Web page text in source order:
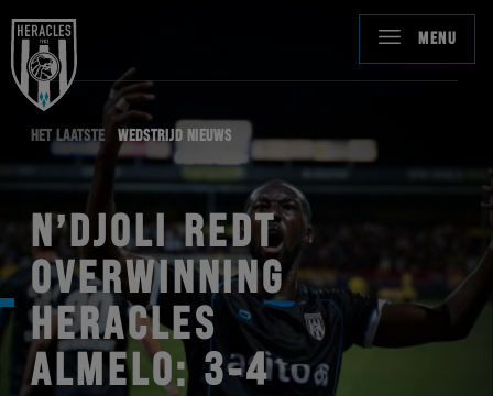
MENU
HET LAATSTE WEDSTRIJD NIEUWS
N’DJOLI REDT
OVERWINNING
HERACLES
ALMELO: 3-4